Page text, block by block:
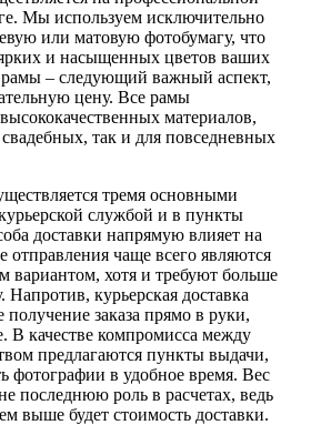
Мы используем исключительно
или матовую фотобумагу, что
ярких и насыщенных цветов ваших
– следующий важный аспект,
цену. Все рамы
материалов,
так и для повседневных
тремя основными
службой и в пункты
доставки напрямую влияет на
отправления чаще всего являются
вариантом, хотя и требуют больше
Напротив, курьерская доставка
получение заказа прямо в руки,
В качестве компромисса между
предлагаются пункты выдачи,
фотографии в удобное время. Вес
последнюю роль в расчетах, ведь
выше будет стоимость доставки.